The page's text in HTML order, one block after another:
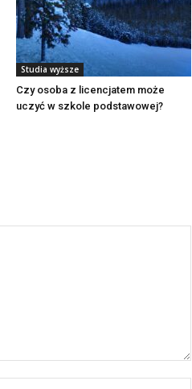
Studia wyższe
Czy osoba z licencjatem może
uczyć w szkole podstawowej?